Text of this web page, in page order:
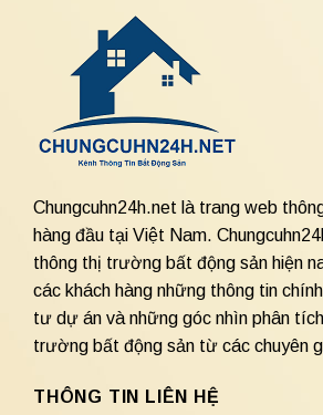
Chungcuhn24h.net là trang web
hàng đầu tại Việt Nam.
thông thị trường bất động sản hiện
các khách hàng những thông tin
tư dự án và những góc nhìn phân
trường bất động sản từ các chuyên
THÔNG TIN LIÊN HỆ